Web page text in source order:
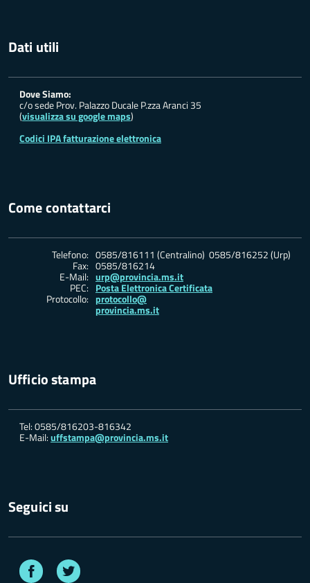
Dati utili
Dove Siamo:
c/o sede Prov. Palazzo Ducale P.zza Aranci 35
(visualizza su google maps)
Codici IPA fatturazione elettronica
Come contattarci
Telefono: 0585/816111 (Centralino) 0585/816252 (Urp)
Fax: 0585/816214
E-Mail: urp@provincia.ms.it
PEC: Posta Elettronica Certificata
Protocollo: protocollo@
provincia.ms.it
Ufficio stampa
Tel: 0585/816203-816342
E-Mail:uffstampa@provincia.ms.it
Seguici su
Facebook